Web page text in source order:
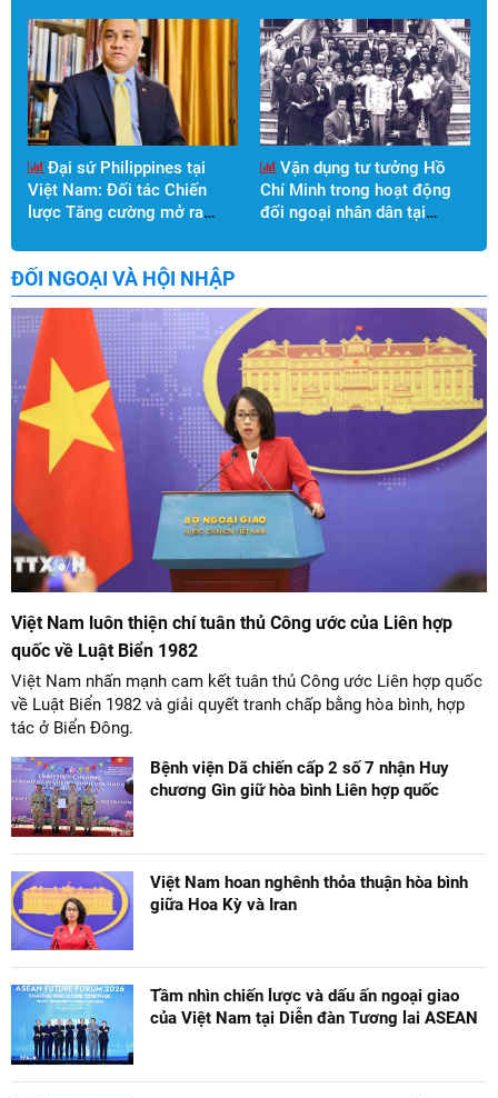
Đại sứ Philippines tại
Việt Nam: Đối tác Chiến
lược Tăng cường mở ra
Việt Nam và Philippines
Vận dụng tư tưởng Hồ
Chí Minh trong hoạt động
đối ngoại nhân dân tại
ĐỐI NGOẠI VÀ HỘI NHẬP
Việt Nam luôn thiện chí tuân thủ Công ước của Liên hợp
quốc về Luật Biển 1982
Việt Nam nhấn mạnh cam kết tuân thủ Công ước Liên hợp quốc
về Luật Biển 1982 và giải quyết tranh chấp bằng hòa bình, hợp
tác ở Biển Đông.
Bệnh viện Dã chiến cấp 2 số 7 nhận Huy
chương Gìn giữ hòa bình Liên hợp quốc
Việt Nam hoan nghênh thỏa thuận hòa bình
giữa Hoa Kỳ và Iran
Tầm nhìn chiến lược và dấu ấn ngoại giao
của Việt Nam tại Diễn đàn Tương lai ASEAN